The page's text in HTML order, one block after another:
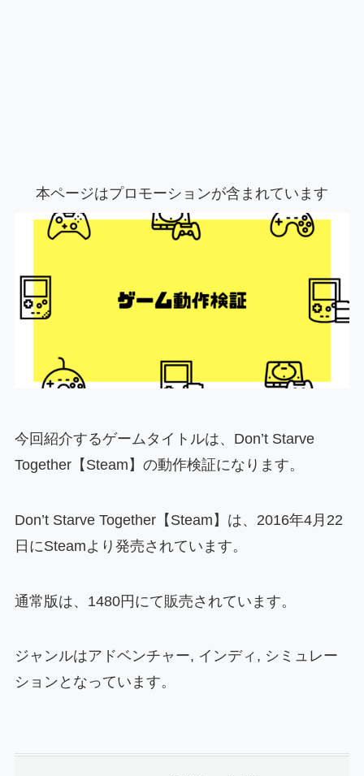
本ページはプロモーションが含まれています
今回紹介するゲームタイトルは、Don’t Starve
Together【Steam】の動作検証になります。
Don’t Starve Together【Steam】は、2016年4月22
日にSteamより発売されています。
通常版は、1480円にて販売されています。
ジャンルはアドベンチャー, インディ, シミュレー
ションとなっています。